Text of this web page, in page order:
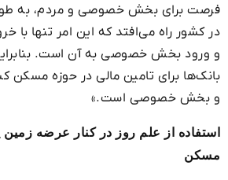
فرصت برای بخش خصوصی و مردم، به
در کشور راه می‌افتد که این امر تنها با
و ورود بخش خصوصی به آن است.
بانک‌ها برای تامین مالی در حوزه مسکن
و بخش خصوصی است.»
استفاده از علم روز در کنار عرضه
مسکن